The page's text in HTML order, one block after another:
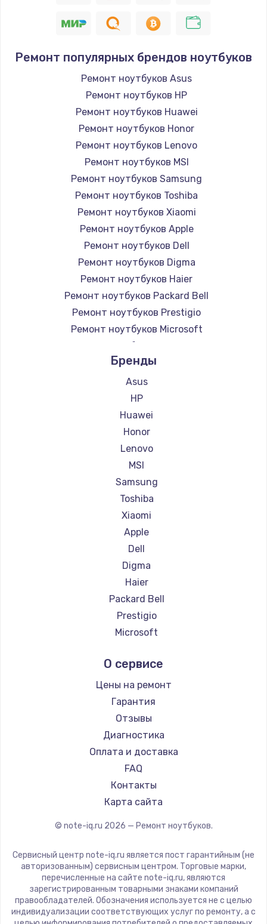
Ремонт популярных брендов ноутбуков
Ремонт ноутбуков Asus
Ремонт ноутбуков HP
Ремонт ноутбуков Huawei
Ремонт ноутбуков Honor
Ремонт ноутбуков Lenovo
Ремонт ноутбуков MSI
Ремонт ноутбуков Samsung
Ремонт ноутбуков Toshiba
Ремонт ноутбуков Xiaomi
Ремонт ноутбуков Apple
Ремонт ноутбуков Dell
Ремонт ноутбуков Digma
Ремонт ноутбуков Haier
Ремонт ноутбуков Packard Bell
Ремонт ноутбуков Prestigio
Ремонт ноутбуков Microsoft
Ремонт ноутбуков Alienware
Ремонт ноутбуков Aquarius
Ремонт ноутбуков Gigabyte
Ремонт ноутбуков Aorus
Ремонт ноутбуков Maibenben
Ремонт ноутбуков Getac
Ремонт ноутбуков Epson
Ремонт ноутбуков Philips
Ремонт ноутбуков LG
Ремонт ноутбуков Panasonic
Ремонт ноутбуков Irbis
Ремонт ноутбуков Thunderobot
Ремонт ноутбуков Hasee
Ремонт ноутбуков ZTE
Ремонт ноутбуков Hiper
Ремонт ноутбуков Evga
Ремонт ноутбуков Google
Ремонт ноутбуков Echips
Ремонт ноутбуков Predator
Ремонт ноутбуков iru
Ремонт ноутбуков Machenike
Ремонт ноутбуков DEXP
Ремонт ноутбуков Teclast
Ремонт ноутбуков CHUWI
Ремонт ноутбуков Colorful
Бренды
Asus
HP
Huawei
Honor
Lenovo
MSI
Samsung
Toshiba
Xiaomi
Apple
Dell
Digma
Haier
Packard Bell
Prestigio
Microsoft
Aquarius
Gigabyte
Aorus
Maibenben
Getac
Epson
Philips
LG
Panasonic
ZTE
Hiper
Evga
Google
О сервисе
Цены на ремонт
Гарантия
Отзывы
Диагностика
Оплата и доставка
FAQ
Контакты
Карта сайта
© note-iq.ru 2026 — Ремонт ноутбуков.
Сервисный центр note-iq.ru является пост гарантийным (не
авторизованным) сервисным центром. Торговые марки,
перечисленные на сайте note-iq.ru, являются
зарегистрированным товарными знаками компаний
правообладателей. Обозначения используется не с целью
индивидуализации соответствующих услуг по ремонту, а с